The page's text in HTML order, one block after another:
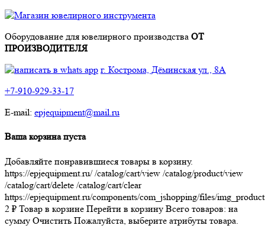
Оборудование для ювелирного производства ОТ
ПРОИЗВОДИТЕЛЯ
г. Кострома, Дёминская ул., 8А
+7-910-929-33-17
E-mail: epjequipment@mail.ru
Ваша корзина пуста
Добавляйте понравившиеся товары в корзину.
https://epjequipment.ru/ /catalog/cart/view /catalog/product/view
/catalog/cart/delete /catalog/cart/clear
https://epjequipment.ru/components/com_jshopping/files/
2 ₽ Товар в корзине Перейти в корзину Всего товаров: на
сумму Очистить Пожалуйста, выберите атрибуты товара.